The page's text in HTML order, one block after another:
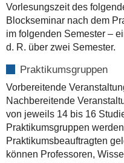
Vorlesungszeit des
Blockseminar nach dem
im folgenden Semester –
d. R. über zwei Semester.
Praktikumsgruppen
Vorbereitende
Nachbereitende
von jeweils 14 bis 16
Praktikumsgruppen
Praktikumsbeauftragten
können Professoren,